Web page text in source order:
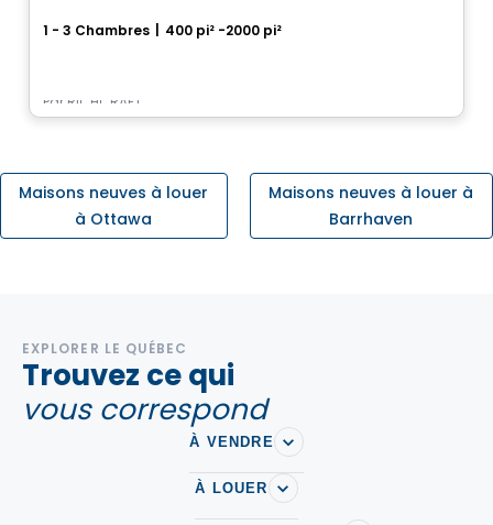
1 - 3 Chambres 400 pi² -2000 pi²
Par RICHCRAFT
Maisons neuves à louer
à Ottawa
Maisons neuves à louer à
Barrhaven
EXPLORER LE QUÉBEC
Trouvez ce qui
vous correspond
À VENDRE
À LOUER